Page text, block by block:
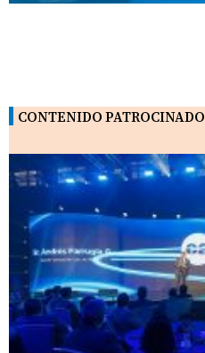
CONTENIDO PATROCINADO